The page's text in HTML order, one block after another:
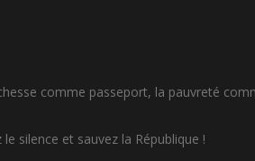
comme passeport, la pauvreté
silence et sauvez la République !